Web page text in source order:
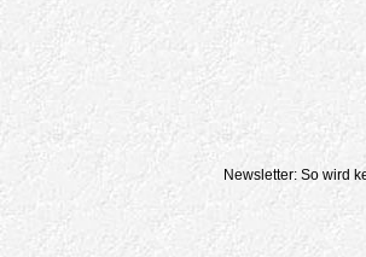
Newsletter: So wird